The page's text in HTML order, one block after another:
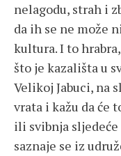
nelagodu, strah i
da ih se ne može
kultura. I to
što je kazališta u
Velikoj Jabuci, na
vrata i kažu da će
ili svibnja
saznaje se iz